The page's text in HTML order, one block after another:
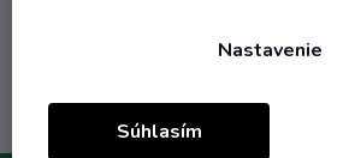
Nastavenie
Súhlasím